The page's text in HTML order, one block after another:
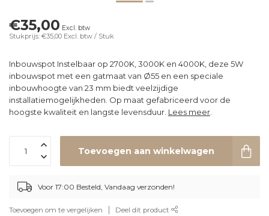
€35,00 Excl. btw
Stukprijs: €35,00 Excl. btw / Stuk
Inbouwspot Instelbaar op 2700K, 3000K en 4000K, deze 5W
inbouwspot met een gatmaat van Ø55 en een speciale
inbouwhoogte van 23 mm biedt veelzijdige
installatiemogelijkheden. Op maat gefabriceerd voor de
hoogste kwaliteit en langste levensduur. Lees meer
Toevoegen aan winkelwagen
Voor 17:00 Besteld, Vandaag verzonden!
Toevoegen om te vergelijken Deel dit product